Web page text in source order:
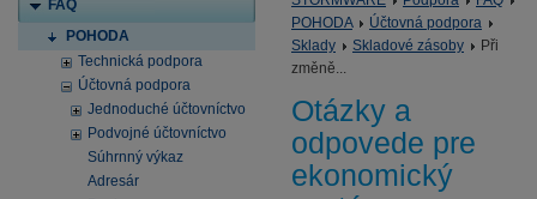
FAQ
POHODA
Technická podpora
Účtovná podpora
Jednoduché účtovníctvo
Podvojné účtovníctvo
Súhrnný výkaz
Adresár
POHODA
Účtovná podpora
Sklady
Skladové zásoby
Při
změně...
Otázky a
odpovede pre
ekonomický